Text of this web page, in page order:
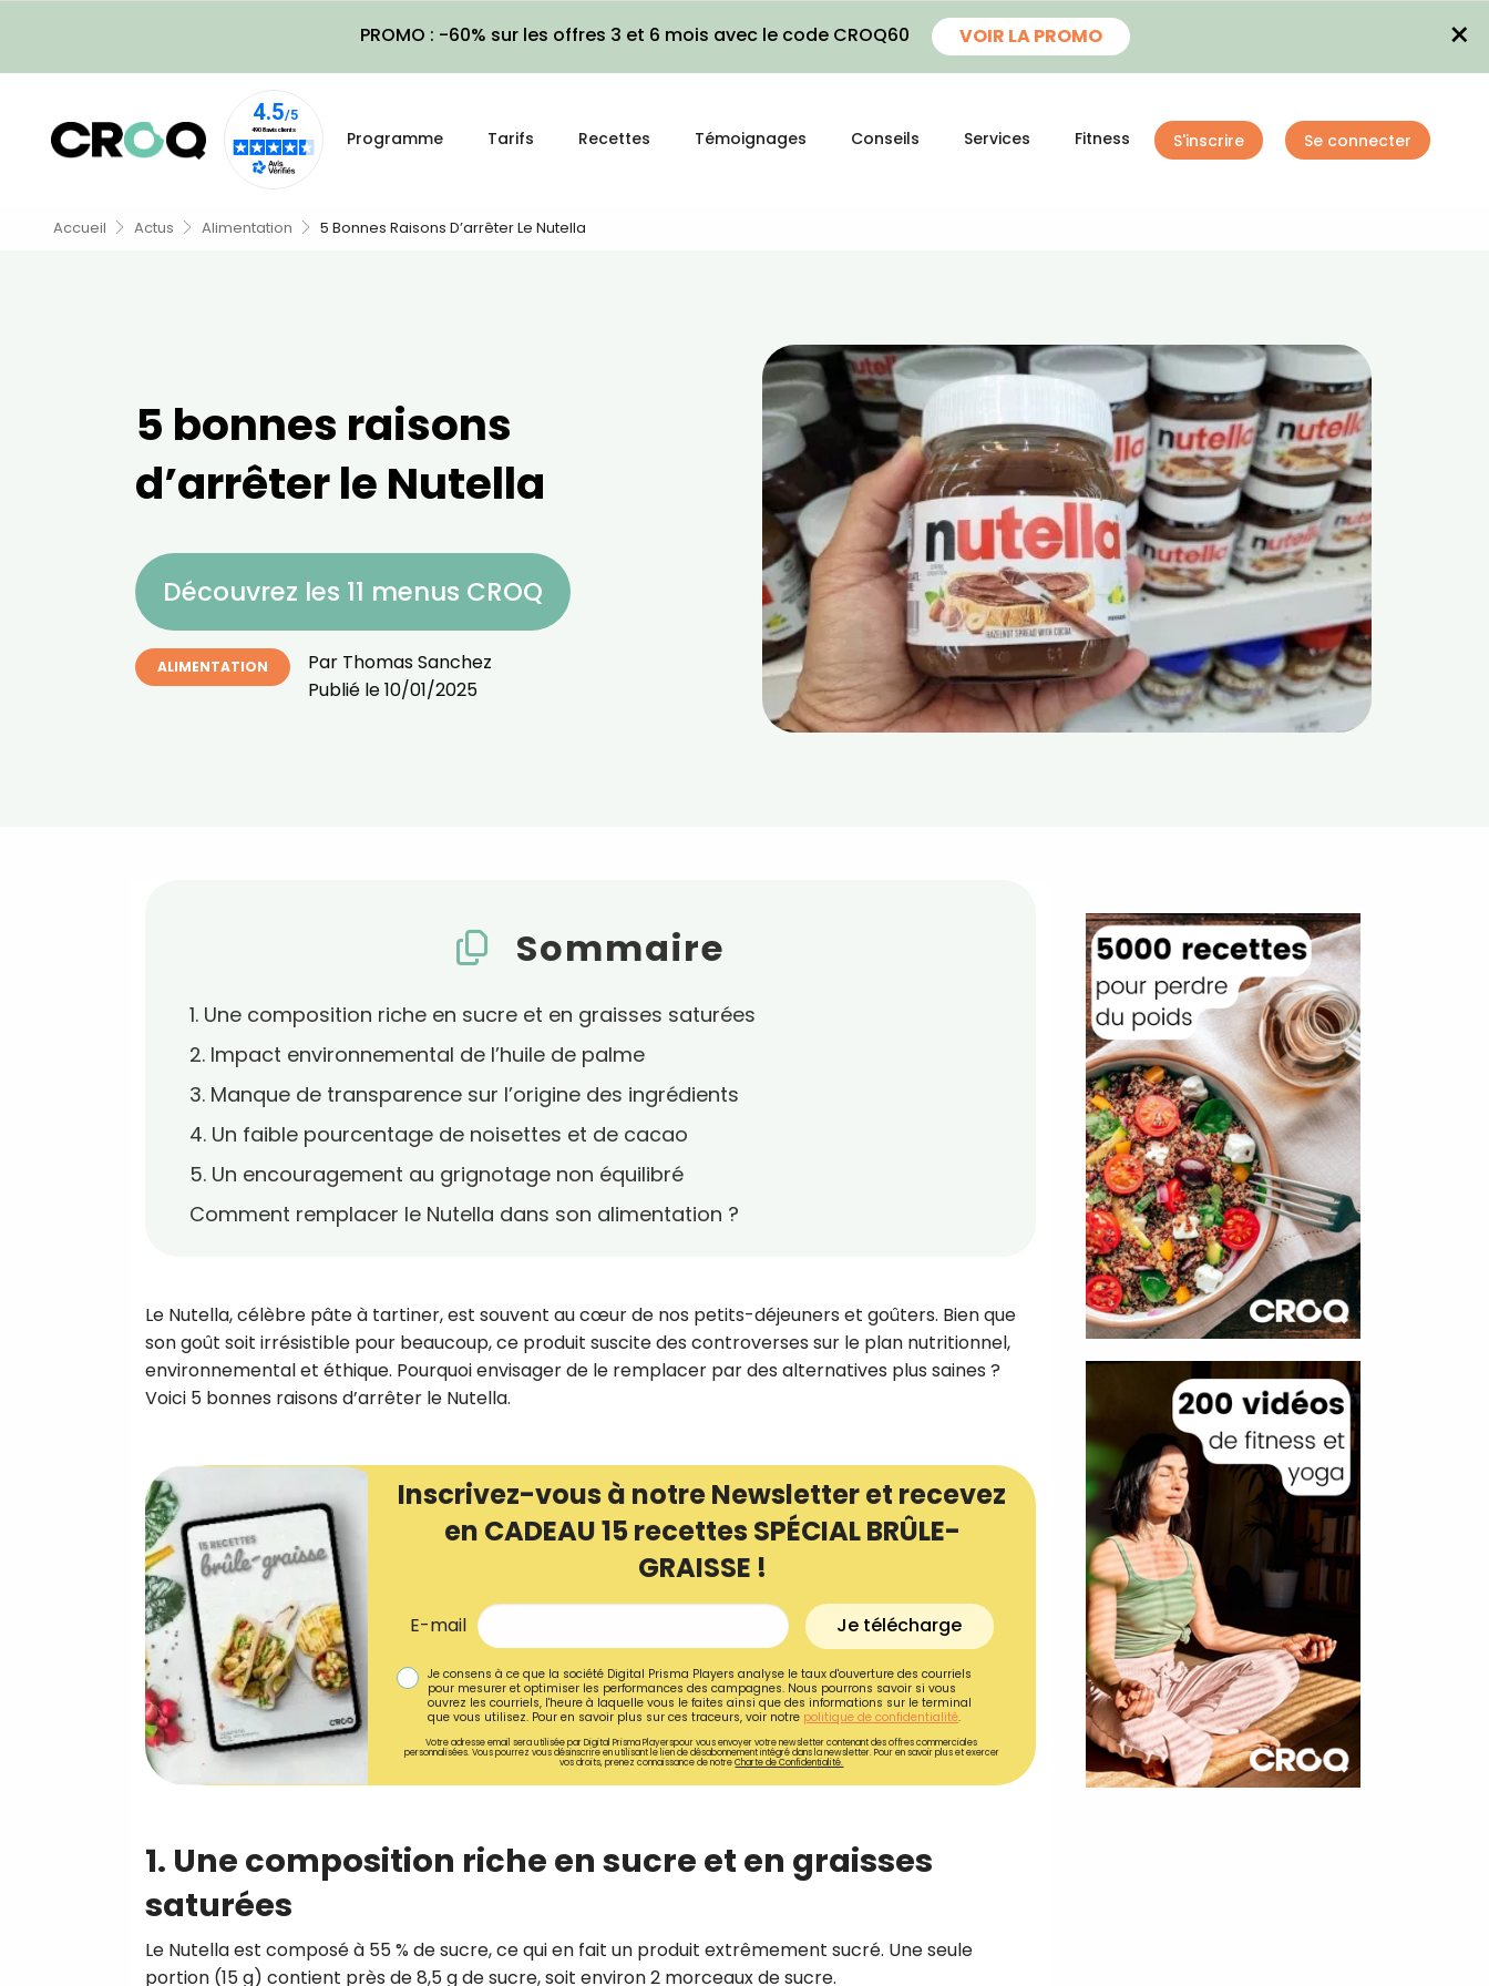
PROMO : -60% sur les offres 3 et 6 mois avec le code CROQ60 VOIR LA PROMO ×
Programme Tarifs Recettes Témoignages Conseils Services Fitness S'inscrire Se connecter
Accueil Actus Alimentation 5 Bonnes Raisons D’arrêter Le Nutella
5 bonnes raisons
d’arrêter le Nutella
Découvrez les 11 menus CROQ
ALIMENTATION Par Thomas Sanchez
Publié le10/01/2025
Sommaire
1. Une composition riche en sucre et en graisses saturées
2. Impact environnemental de l’huile de palme
3. Manque de transparence sur l’origine des ingrédients
4. Un faible pourcentage de noisettes et de cacao
5. Un encouragement au grignotage non équilibré
Comment remplacer le Nutella dans son alimentation ?
Le Nutella, célèbre pâte à tartiner, est souvent au cœur de nos petits-déjeuners et goûters. Bien que
son goût soit irrésistible pour beaucoup, ce produit suscite des controverses sur le plan nutritionnel,
environnemental et éthique. Pourquoi envisager de le remplacer par des alternatives plus saines ?
Voici 5 bonnes raisons d’arrêter le Nutella.
Inscrivez-vous à notre Newsletter et recevez
en CADEAU 15 recettes SPÉCIAL BRÛLE-
GRAISSE !
E-mail Je télécharge
Je consens à ce que la société Digital Prisma Players analyse le taux d'ouverture des courriels
pour mesurer et optimiser les performances des campagnes. Nous pourrons savoir si vous
ouvrez les courriels, l'heure à laquelle vous le faites ainsi que des informations sur le terminal
que vous utilisez. Pour en savoir plus sur ces traceurs, voir notre politique de confidentialité.
Votre adresse email sera utilisée par Digital Prisma Playerspour vous envoyer votre newsletter contenant des offres commerciales
personnalisées. Vous pourrez vous désinscrire en utilisant le lien de désabonnement intégré dans la newsletter. Pour en savoir plus et exercer
vos droits, prenez connaissance de notreCharte de Confidentialité.
1. Une composition riche en sucre et en graisses
saturées
Le Nutella est composé à 55 % de sucre, ce qui en fait un produit extrêmement sucré. Une seule
portion (15 g) contient près de 8,5 g de sucre, soit environ 2 morceaux de sucre.
Recevez gratuitement 180
Ainsi que la newsletter promotionnelle de